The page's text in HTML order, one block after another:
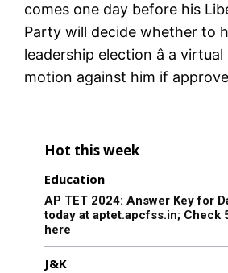
comes one day before his
Party will decide whether to
leadership election â a
motion against him if
Hot this week
Education
AP TET 2024: Answer Key for
today at aptet.apcfss.in; Check
here
J&K